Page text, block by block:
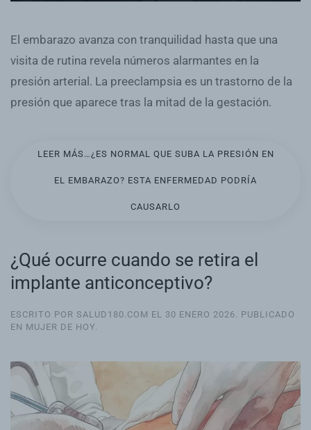
El embarazo avanza con tranquilidad hasta que una
visita de rutina revela números alarmantes en la
presión arterial. La preeclampsia es un trastorno de la
presión que aparece tras la mitad de la gestación.
LEER MÁS…¿ES NORMAL QUE SUBA LA PRESIÓN EN
EL EMBARAZO? ESTA ENFERMEDAD PODRÍA
CAUSARLO
¿Qué ocurre cuando se retira el
implante anticonceptivo?
ESCRITO POR SALUD180.COM EL 30 ENERO 2026. PUBLICADO
EN MUJER DE HOY.